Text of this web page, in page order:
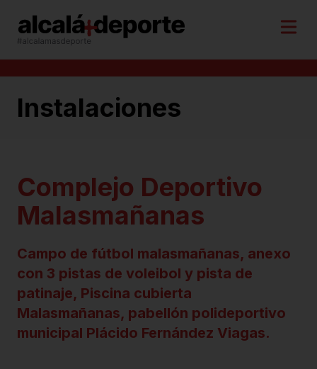
Instalaciones
Complejo Deportivo
Malasmañanas
Campo de fútbol malasmañanas, anexo
con 3 pistas de voleibol y pista de
patinaje, Piscina cubierta
Malasmañanas, pabellón polideportivo
municipal Plácido Fernández Viagas.